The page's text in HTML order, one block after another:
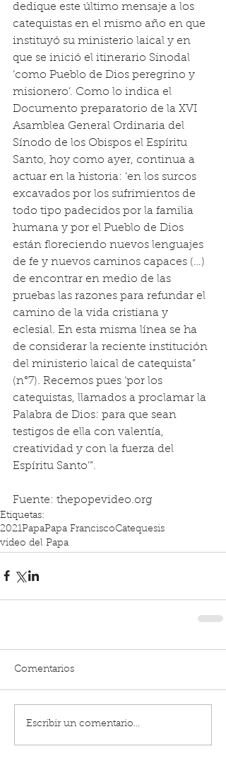
dedique este último mensaje a los
catequistas en el mismo año en que
instituyó su ministerio laical y en
que se inició el itinerario Sinodal
‘como Pueblo de Dios peregrino y
misionero’. Como lo indica el
Documento preparatorio de la XVI
Asamblea General Ordinaria del
Sínodo de los Obispos el Espíritu
Santo, hoy como ayer, continua a
actuar en la historia: ‘en los surcos
excavados por los sufrimientos de
todo tipo padecidos por la familia
humana y por el Pueblo de Dios
están floreciendo nuevos lenguajes
de fe y nuevos caminos capaces (…)
de encontrar en medio de las
pruebas las razones para refundar el
camino de la vida cristiana y
eclesial. En esta misma línea se ha
de considerar la reciente institución
del ministerio laical de catequista”
(n°7). Recemos pues ‘por los
catequistas, llamados a proclamar la
Palabra de Dios: para que sean
testigos de ella con valentía,
creatividad y con la fuerza del
Espíritu Santo’”.
Fuente: thepopevideo.org
Etiquetas:
2021PapaPapa FranciscoCatequesis
video del Papa
Comentarios
Escribir un comentario...